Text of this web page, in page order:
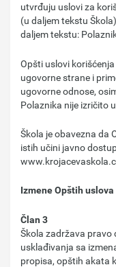
utvrđuju uslovi za
(u daljem tekstu
daljem tekstu:
Opšti uslovi
ugovorne strane i
ugovorne odnose,
Polaznika nije izričito
Škola je obavezna da
istih učini javno
Izmene Opštih uslova
Član 3
Škola zadržava pravo
usklađivanja sa
propisa, opštih akata